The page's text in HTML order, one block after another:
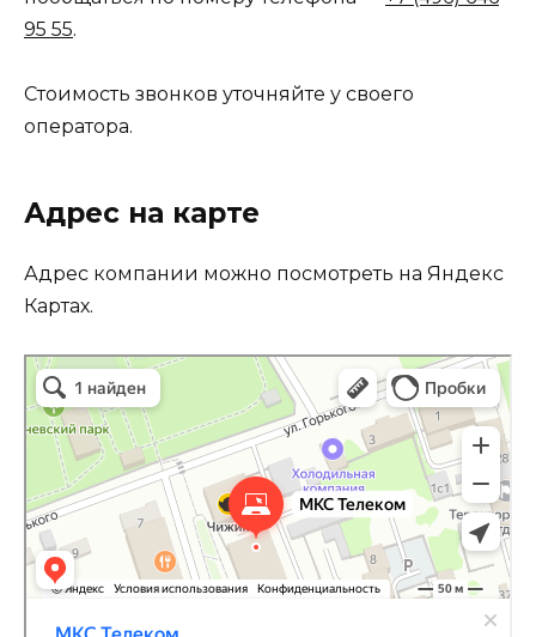
95 55.
Стоимость звонков уточняйте у своего
оператора.
Адрес на карте
Адрес компании можно посмотреть на Яндекс
Картах.